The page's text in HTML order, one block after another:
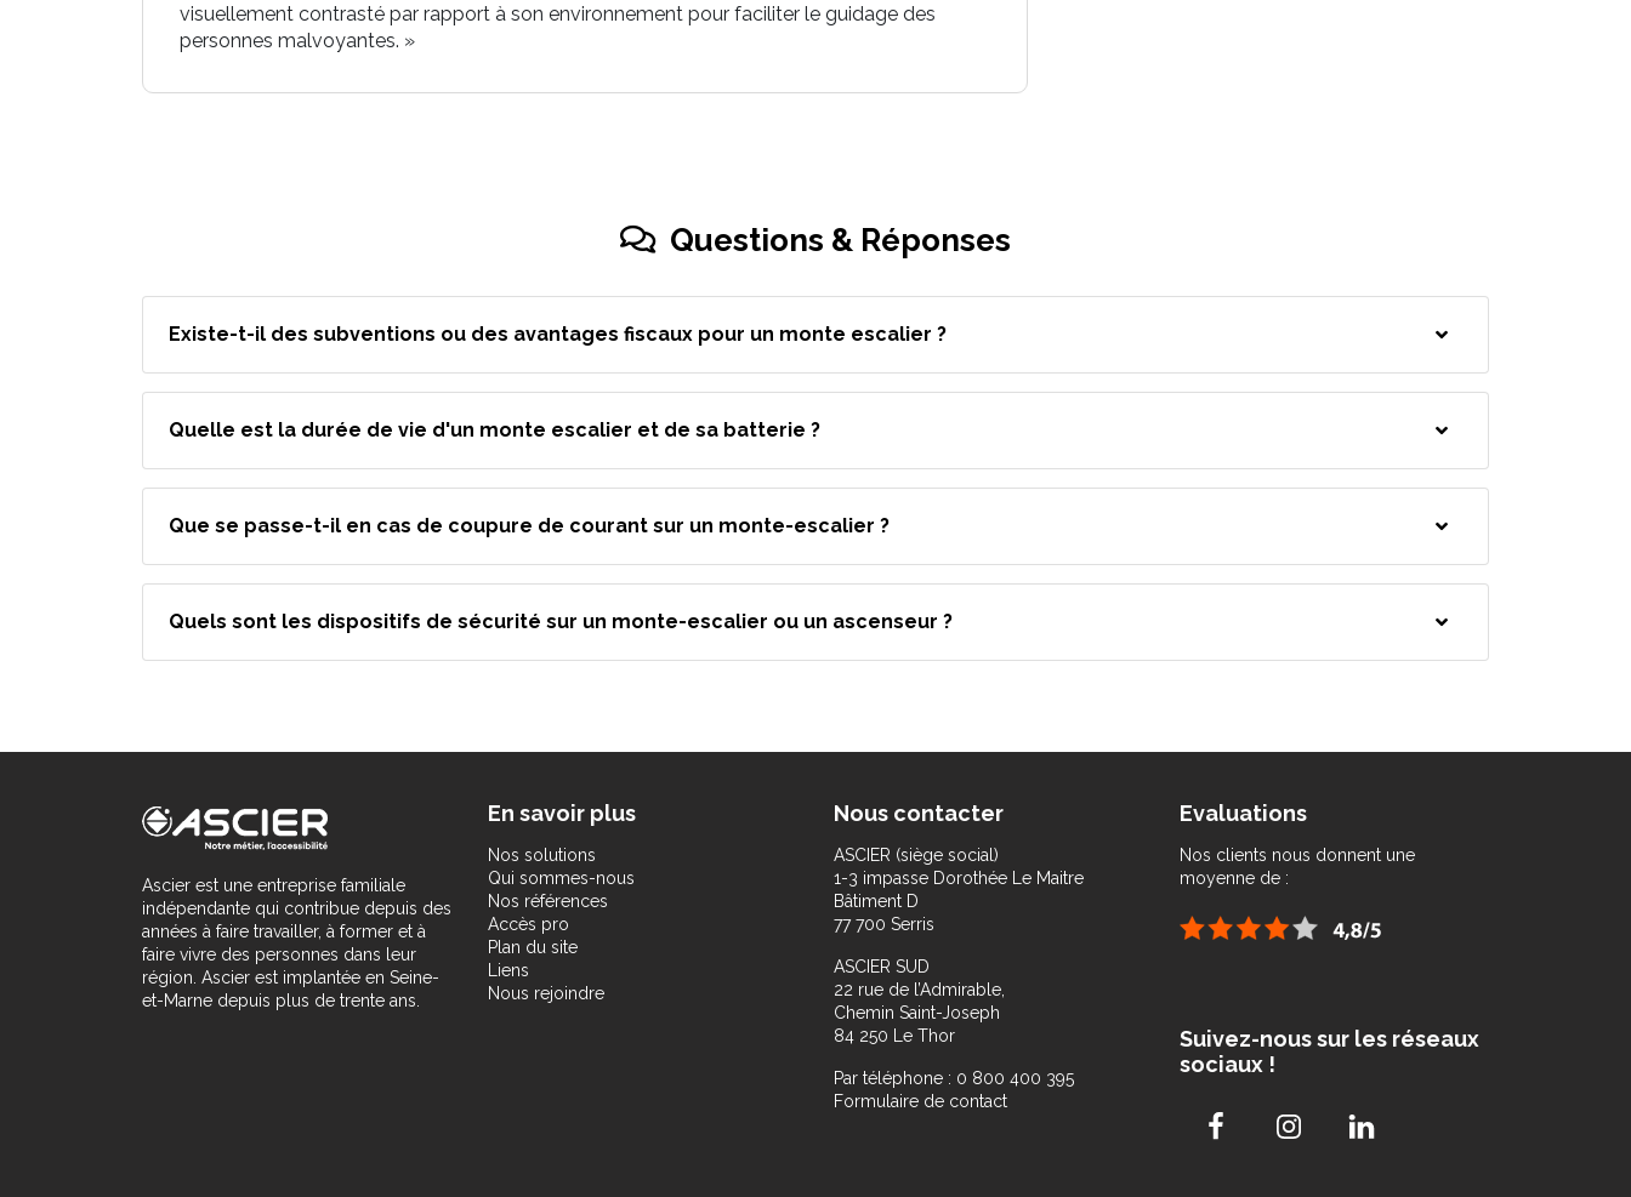
visuellement contrasté par rapport à son environnement pour faciliter le guidage des
personnes malvoyantes. »
Questions & Réponses
Existe-t-il des subventions ou des avantages fiscaux pour un monte escalier ?
Quelle est la durée de vie d'un monte escalier et de sa batterie ?
Que se passe-t-il en cas de coupure de courant sur un monte-escalier ?
Quels sont les dispositifs de sécurité sur un monte-escalier ou un ascenseur ?
Ascier est une entreprise familiale
indépendante qui contribue depuis des
années à faire travailler, à former et à
faire vivre des personnes dans leur
région. Ascier est implantée en Seine-
et-Marne depuis plus de trente ans.
En savoir plus
Nos solutions
Qui sommes-nous
Nos références
Accès pro
Plan du site
Liens
Nous rejoindre
Nous contacter
ASCIER (siège social)
1-3 impasse Dorothée Le Maitre
Bâtiment D
77 700 Serris
ASCIER SUD
22 rue de l’Admirable,
Chemin Saint-Joseph
84 250 Le Thor
Par téléphone : 0 800 400 395
Formulaire de contact
Evaluations
Nos clients nous donnent une
moyenne de :
Suivez-nous sur les réseaux
sociaux !